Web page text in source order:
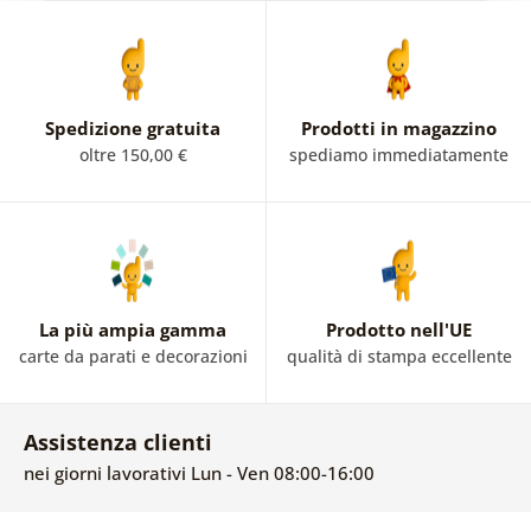
Spedizione gratuita
oltre 150,00 €
Prodotti in magazzino
spediamo immediatamente
La più ampia gamma
carte da parati e decorazioni
Prodotto nell'UE
qualità di stampa eccellente
Assistenza clienti
nei giorni lavorativi Lun - Ven 08:00-16:00